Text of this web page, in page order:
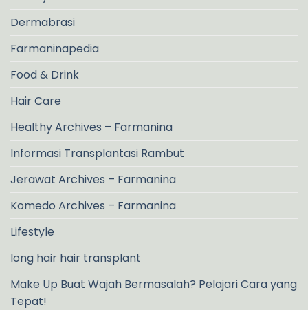
Dermabrasi
Farmaninapedia
Food & Drink
Hair Care
Healthy Archives – Farmanina
Informasi Transplantasi Rambut
Jerawat Archives – Farmanina
Komedo Archives – Farmanina
Lifestyle
long hair hair transplant
Make Up Buat Wajah Bermasalah? Pelajari Cara yang
Tepat!